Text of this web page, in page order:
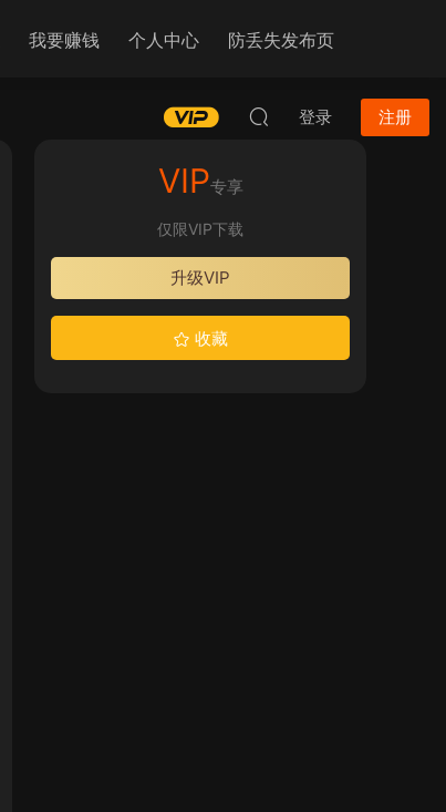
我要赚钱 个人中心 防丢失发布页
登录 注册
VIP专享
仅限VIP下载
升级VIP
收藏